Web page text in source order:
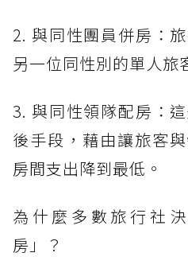
2. 與同性團員併房：
另一位同性別的單人旅
3. 與同性領隊配房：
後手段，藉由讓旅客
房間支出降到最低。
為什麼多數旅行社
房」？